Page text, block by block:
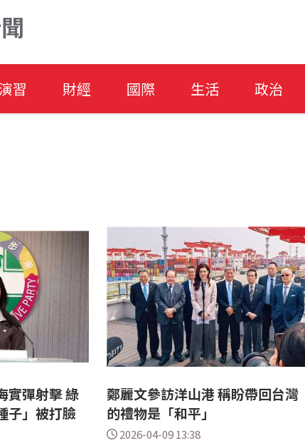
習 財經 國際 生活 政治
實彈射擊 綠
子」被打臉
鄭麗文參訪洋山港 稱盼帶回台灣
的禮物是「和平」
2026-04-09 13:38